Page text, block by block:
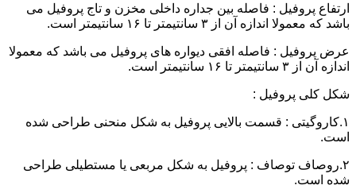
ارتفاع پروفیل : فاصله بین جداره داخلی مخزن و تاج پروفیل می
باشد که معمولا اندازه آن از ۳ سانتیمتر تا ۱۶ سانتیمتر است.
عرض پروفیل : فاصله افقی دیواره های پروفیل می باشد که معمولا
اندازه آن از ۳ سانتیمتر تا ۱۶ سانتیمتر است.
شکل کلی پروفیل :
۱.کاروگیتی : قسمت بالایی پروفیل به شکل منحنی طراحی شده
است.
۲.روصاف توصاف : پروفیل به شکل مربعی یا مستطیلی طراحی
شده است.